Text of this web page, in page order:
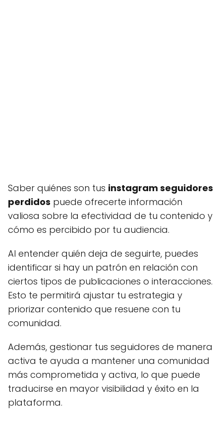
Saber quiénes son tus instagram seguidores
perdidos puede ofrecerte información
valiosa sobre la efectividad de tu contenido y
cómo es percibido por tu audiencia.
Al entender quién deja de seguirte, puedes
identificar si hay un patrón en relación con
ciertos tipos de publicaciones o interacciones.
Esto te permitirá ajustar tu estrategia y
priorizar contenido que resuene con tu
comunidad.
Además, gestionar tus seguidores de manera
activa te ayuda a mantener una comunidad
más comprometida y activa, lo que puede
traducirse en mayor visibilidad y éxito en la
plataforma.